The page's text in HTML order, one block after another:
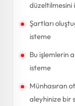
düzeltilmesini
Şartları
isteme
Bu işlemlerin
isteme
Münhasıran
aleyhinize bir